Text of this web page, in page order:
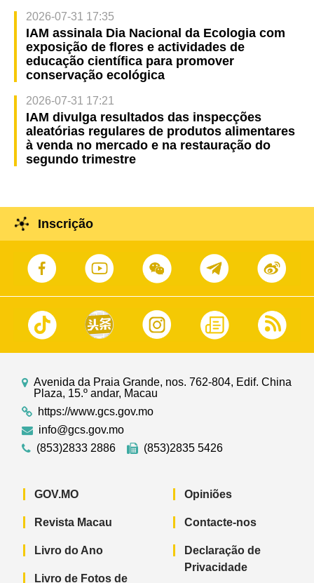
2026-07-31 17:35
IAM assinala Dia Nacional da Ecologia com
exposição de flores e actividades de
educação científica para promover
conservação ecológica
2026-07-31 17:21
IAM divulga resultados das inspecções
aleatórias regulares de produtos alimentares
à venda no mercado e na restauração do
segundo trimestre
Inscrição
Avenida da Praia Grande, nos. 762-804, Edif. China
Plaza, 15.º andar, Macau
https://www.gcs.gov.mo
info@gcs.gov.mo
(853)2833 2886
(853)2835 5426
GOV.MO
Revista Macau
Livro do Ano
Livro de Fotos de
Opiniões
Contacte-nos
Declaração de
Privacidade